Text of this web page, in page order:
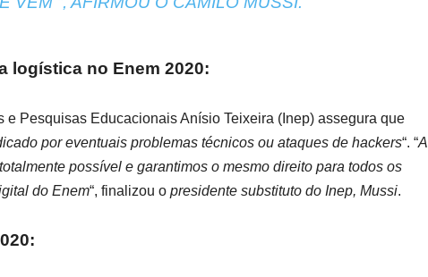
logística no Enem 2020:
e Pesquisas Educacionais Anísio Teixeira (Inep) assegura que
por eventuais problemas técnicos ou ataques de hackers“. “A
possível e garantimos o mesmo direito para todos os
do Enem“, finalizou o presidente substituto do Inep, Mussi.